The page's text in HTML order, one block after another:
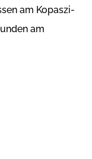
am Kopaszi-
am